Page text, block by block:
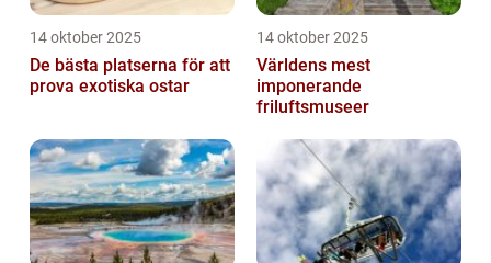
14 oktober 2025
De bästa platserna för att
prova exotiska ostar
14 oktober 2025
Världens mest
imponerande
friluftsmuseer